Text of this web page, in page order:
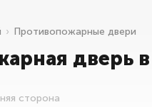
дверь
Противопожарные двери
сторона